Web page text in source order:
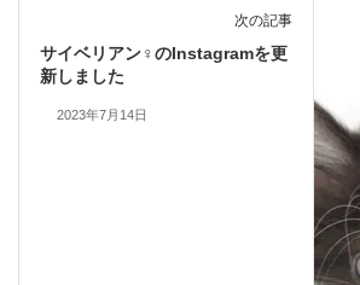
次の記事
サイベリアン♀のInstagramを更
新しました
2023年7月14日